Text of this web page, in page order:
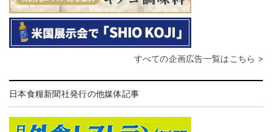
すべての企画広告一覧はこちら >
日本食糧新聞社発行の他媒体記事